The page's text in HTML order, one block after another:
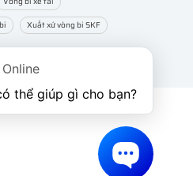
Xuất xứ vòng bi SKF
thể giúp gì cho bạn?